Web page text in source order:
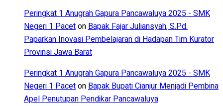
Peringkat 1 Anugrah Gapura Pancawaluya 2025 - SMK
Negeri 1 PacetonBapak Fajar Juliansyah, S.Pd.
Paparkan Inovasi Pembelajaran di Hadapan Tim Kurator
Provinsi Jawa Barat
Peringkat 1 Anugrah Gapura Pancawaluya 2025 - SMK
Negeri 1 PacetonBapak Bupati Cianjur Menjadi Pembina
Apel Penutupan Pendikar Pancawaluya